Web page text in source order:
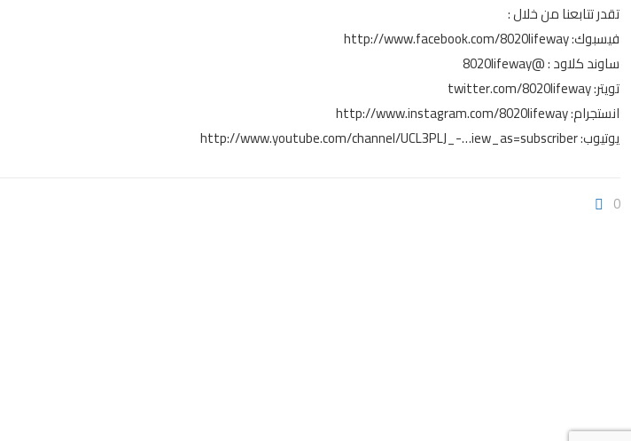
تقدر تتابعنا من خلال :
فيسبوك:http://www.facebook.com/8020lifeway
ساوند كلاود : @8020lifeway
تويتر: twitter.com/8020lifeway
انستجرام:http://www.instagram.com/8020lifeway
يوتيوب:http://www.youtube.com/channel/UCL3PLJ_-…iew_as=subscriber
0